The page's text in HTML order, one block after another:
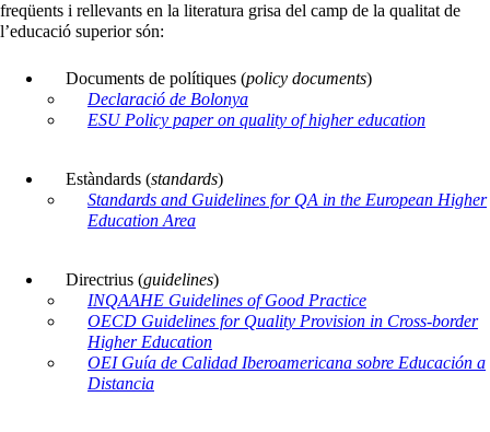
freqüents i rellevants en la literatura grisa del camp de la qualitat de
l’educació superior són:
Documents de polítiques (policy documents)
Declaració de Bolonya
ESU Policy paper on quality of higher education
Estàndards (standards)
Standards and Guidelines for QA in the European Higher
Education Area
Directrius (guidelines)
INQAAHE Guidelines of Good Practice
OECD Guidelines for Quality Provision in Cross-border
Higher Education
OEI Guía de Calidad Iberoamericana sobre Educación a
Distancia